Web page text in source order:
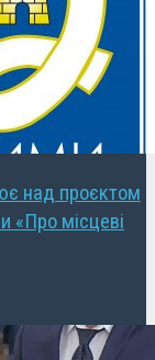
над проєктом
«Про місцеві